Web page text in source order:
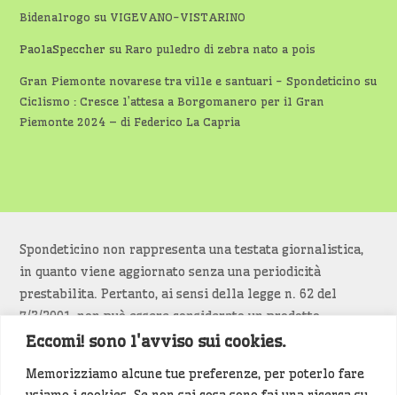
Eccomi! sono l'avviso sui cookies.
Memorizziamo alcune tue preferenze, per poterlo fare
Bidenalrogo su VIGEVANO-VISTARINO
PaolaSpeccher suRaro puledro di zebra nato a pois
Gran Piemonte novarese tra ville e santuari - Spondeticino su
Ciclismo : Cresce l’attesa a Borgomanero per il Gran
Piemonte 2024 – di Federico La Capria
Spondeticino non rappresenta una testata giornalistica,
in quanto viene aggiornato senza una periodicità
prestabilita. Pertanto, ai sensi della legge n. 62 del
7/3/2001, non può essere considerato un prodotto
editoriale.
Siamo attenti a non violare copyright e diritti